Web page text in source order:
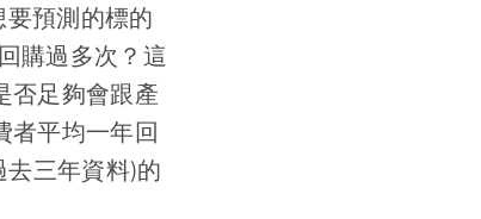
要預測的標的
購過多次？這
否足夠會跟產
者平均一年回
三年資料)的